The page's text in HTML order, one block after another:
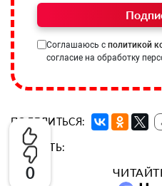
0
Соглашаюсь с политикой
согласие на обработку
ПОДЕЛИТЬСЯ:
ОЦЕНИТЬ: